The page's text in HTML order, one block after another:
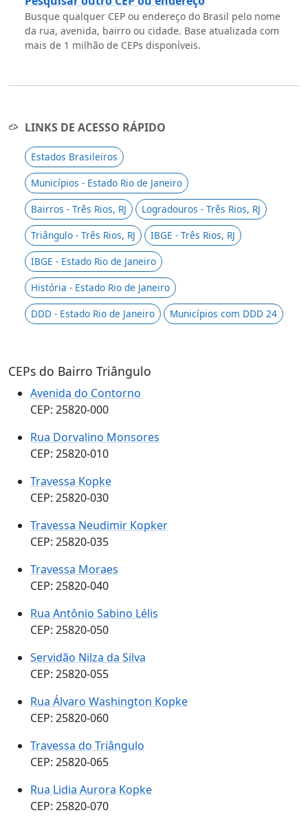
Busque qualquer CEP ou endereço do Brasil pelo nome
da rua, avenida, bairro ou cidade. Base atualizada com
mais de 1 milhão de CEPs disponíveis.
LINKS DE ACESSO RÁPIDO
Estados Brasileiros
Municípios - Estado Rio de Janeiro
Bairros - Três Rios, RJ
Logradouros - Três Rios, RJ
Triângulo - Três Rios, RJ
IBGE - Três Rios, RJ
IBGE - Estado Rio de Janeiro
História - Estado Rio de Janeiro
DDD - Estado Rio de Janeiro
Municípios com DDD 24
CEPs do Bairro Triângulo
Avenida do Contorno
CEP: 25820-000
Rua Dorvalino Monsores
CEP: 25820-010
Travessa Kopke
CEP: 25820-030
Travessa Neudimir Kopker
CEP: 25820-035
Travessa Moraes
CEP: 25820-040
Rua Antônio Sabino Lélis
CEP: 25820-050
Servidão Nilza da Silva
CEP: 25820-055
Rua Álvaro Washington Kopke
CEP: 25820-060
Travessa do Triângulo
CEP: 25820-065
Rua Lidia Aurora Kopke
CEP: 25820-070